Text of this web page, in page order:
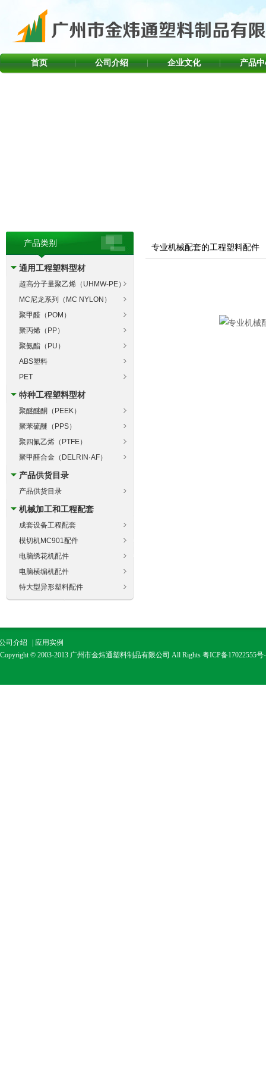
首页 公司介绍 企业文化 产品
产品类别
通用工程塑料型材
超高分子量聚乙烯（UHMW-PE）
MC尼龙系列（MC NYLON）
聚甲醛（POM）
聚丙烯（PP）
聚氨酯（PU）
ABS塑料
PET
特种工程塑料型材
聚醚醚酮（PEEK）
聚苯硫醚（PPS）
聚四氟乙烯（PTFE）
聚甲醛合金（DELRIN·AF）
产品供货目录
产品供货目录
机械加工和工程配套
成套设备工程配套
模切机MC901配件
电脑绣花机配件
电脑横编机配件
特大型异形塑料配件
专业机械配套的工程塑料配件
司介绍
应用实例
Copyright © 2003-2013 广州市金炜通塑料制品有限公司 All Rights 粤ICP备17022555号